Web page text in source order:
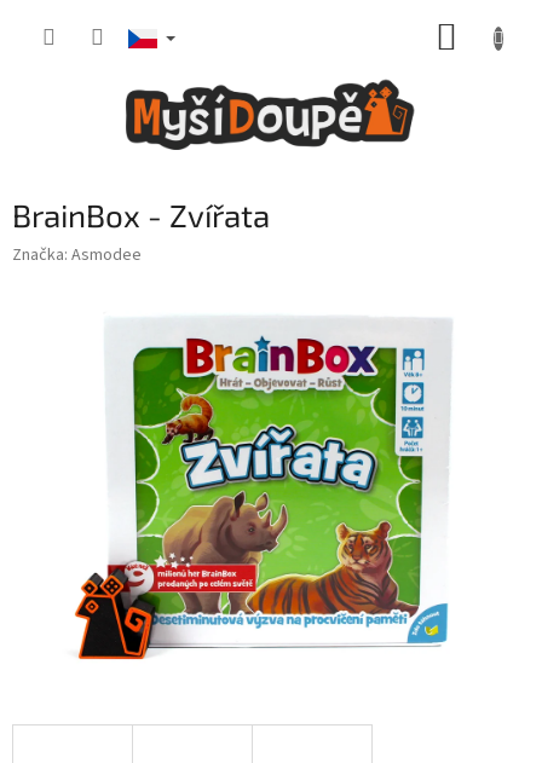
BrainBox - Zvířata
Značka: Asmodee